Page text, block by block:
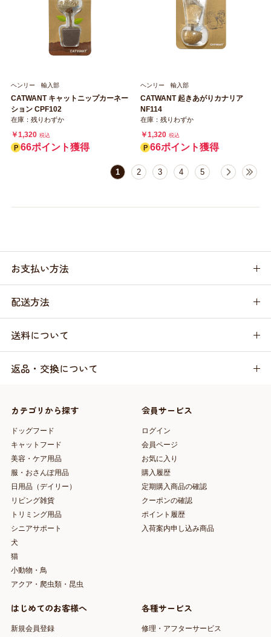
ヘンリー 輸入部
CATWANT キャットニップカーネー
ション CPF102
在庫：残りわずか
￥1,320 税込
66ポイント獲得
ヘンリー 輸入部
CATWANT 起きあがりカナリア
NF114
在庫：残りわずか
￥1,320 税込
66ポイント獲得
1 2 3 4 5
お支払い方法
配送方法
送料について
返品・交換について
カテゴリから探す
ドッグフード
キャットフード
美容・ケア用品
服・おさんぽ用品
日用品（デイリー）
リビング雑貨
トリミング用品
シニアサポート
犬
猫
小動物・鳥
アクア・爬虫類・昆虫
会員サービス
ログイン
会員ページ
お気に入り
購入履歴
定期購入商品の確認
クーポンの確認
ポイント履歴
入荷案内申し込み商品
はじめてのお客様へ
新規会員登録
各種サービス
修理・アフターサービス